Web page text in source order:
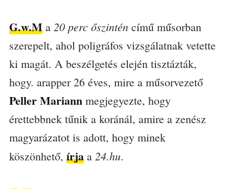
G.w.Ma 20 perc őszinténcímű műsorban
szerepelt, ahol poligráfos vizsgálatnak vetette
ki magát. A beszélgetés elején tisztázták,
hogy. arapper 26 éves, mire a műsorvezető
Peller Mariannmegjegyezte, hogy
érettebbnek tűnik a koránál, amire a zenész
magyarázatot is adott, hogy minek
köszönhető, írjaa 24.hu.